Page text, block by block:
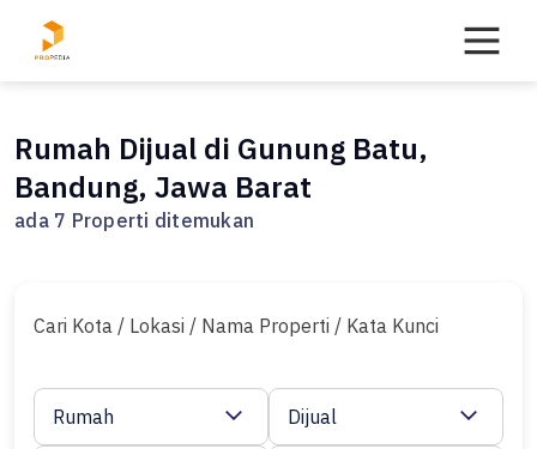
Rumah Dijual di Gunung Batu,
Bandung, Jawa Barat
ada 7 Properti ditemukan
Cari Kota / Lokasi / Nama Properti / Kata Kunci
Rumah Dijual